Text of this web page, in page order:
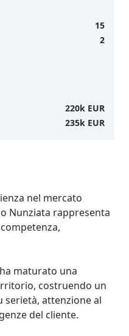
15
2
220k EUR
235k EUR
nel mercato
Nunziata rappresenta
maturato una
costruendo un
attenzione al
del cliente.